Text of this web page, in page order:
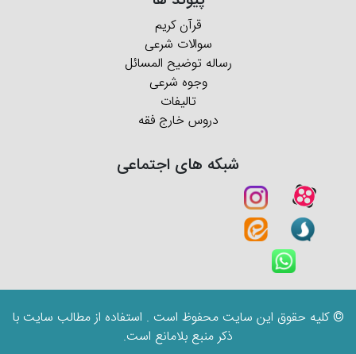
قرآن کریم
سوالات شرعی
رساله توضیح المسائل
وجوه شرعی
تالیفات
دروس خارج فقه
شبکه های اجتماعی
© کلیه حقوق این سایت محفوظ است . استفاده از مطالب سایت با
ذکر منبع بلامانع است.